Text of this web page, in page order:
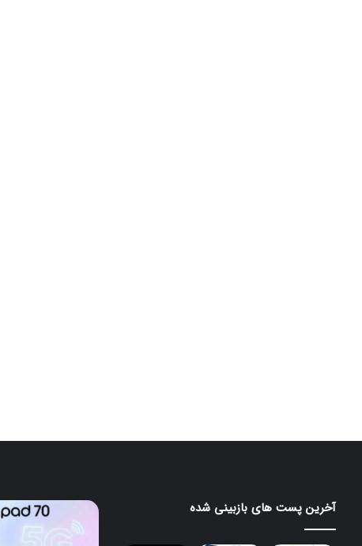
آخرین پست های بازبینی شده
هدیه
۲۰۰
گیگابایتی
تبلت
Moto